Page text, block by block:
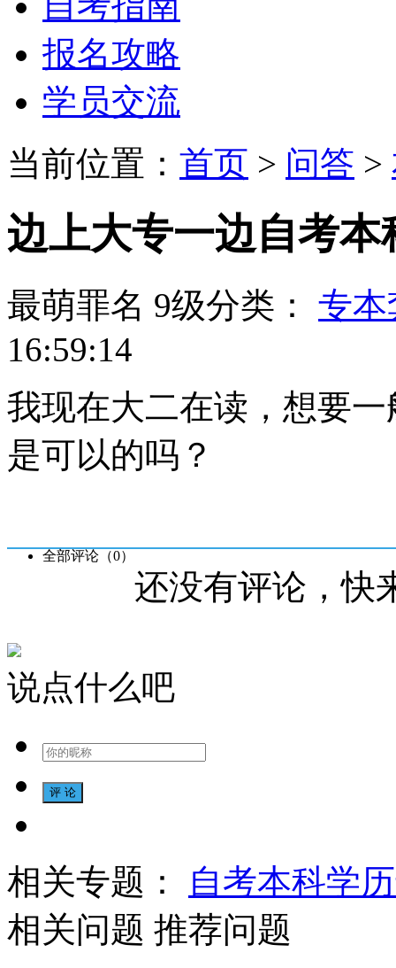
报名攻略
学员交流
当前位置： 首页 > 问答 >
边上大专一边自考本
最萌罪名 9级分类： 专本
16:59:14
我现在大二在读，想要
是可以的吗？
全部评论（0）
还没有评论，快
说点什么吧
相关专题： 自考本科学历
相关问题 推荐问题